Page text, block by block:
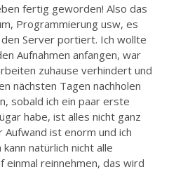
fertig geworden! Also das
Programmierung usw, es
Server portiert. Ich wollte
Aufnahmen anfangen, war
zuhause verhindert und
nächsten Tagen nachholen
sobald ich ein paar erste
habe, ist alles nicht ganz
Aufwand ist enorm und ich
natürlich nicht alle
einmal reinnehmen, das wird